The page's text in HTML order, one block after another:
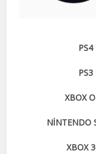
XBOX
NİNTENDO
XBOX